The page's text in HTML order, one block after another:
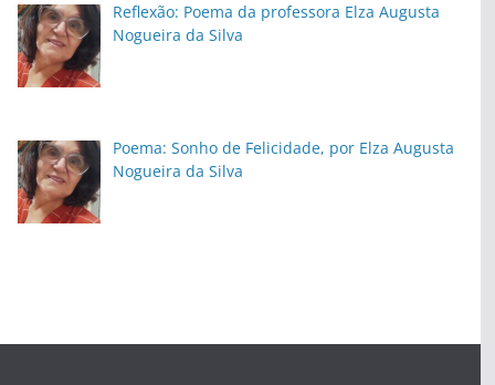
Reflexão: Poema da professora Elza Augusta
Nogueira da Silva
Poema: Sonho de Felicidade, por Elza Augusta
Nogueira da Silva